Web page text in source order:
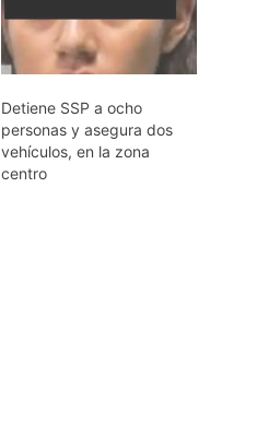
Detiene SSP a ocho
personas y asegura dos
vehículos, en la zona
centro